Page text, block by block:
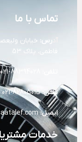
تماس با ما
رس: خیابان
فاطمی، پلاک 53
تلفن:82805015-021
ایمیل:
خدمات